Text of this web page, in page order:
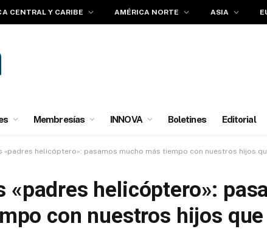
CENTRAL Y CARIBE AMÉRICA NORTE ASIA
Membresías INNOVA Boletines Editorial
«padres helicóptero»: pasamos mucho más tiempo con nuestros hijos
«padres helicóptero»:
con nuestros hijos que